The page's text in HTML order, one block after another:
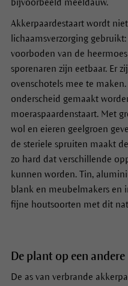
bijvoorbeeld meeldauw.
Akkerpaardestaart wordt
lichaamsverzorging
voorboden van de
sporenaren zijn eetbaar. Er
ovenschotels mee te
onderscheid gemaakt
moeraspaardenstaart. Met
wol en eieren geelgroen
de steriele spruiten maakt
zo hard dat verschillende
kunnen worden. Tin,
blank en meubelmakers en
fijne houtsoorten met dit
De plant op een
De as van verbrande